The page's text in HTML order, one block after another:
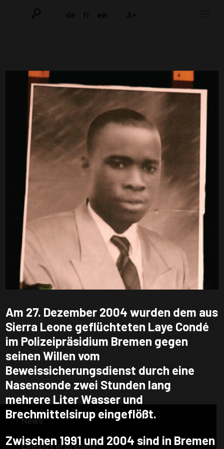
de fr en A+
SUCCESSFUL LAWSUIT BY A
PERSON AFFECTED
In 2006, aruling by the European
Court of Human Rights(ECHR) put
an end to the state’s distribution
of emetics. This ruling was based
on the resistance and
perseverance of a person
affected from Wuppertal, Mr. Abu
Bakah Jalloh, who was subjected
to the forced distribution of
emetics by the police in 1993 and
who fought his way through all
instances in the Federal Republic
News
Emetics in Bremen
Am 27. Dezember 2004 wurden dem aus
Sierra Leone geflüchteten Laye Condé
im Polizeipräsidium Bremen gegen
seinen Willen vom
Beweissicherungsdienst durch eine
Nasensonde zwei Stunden lang
mehrere Liter Wasser und
Brechmittelsirup eingeflößt.
Zwischen 1991 und 2004 sind in Bremen